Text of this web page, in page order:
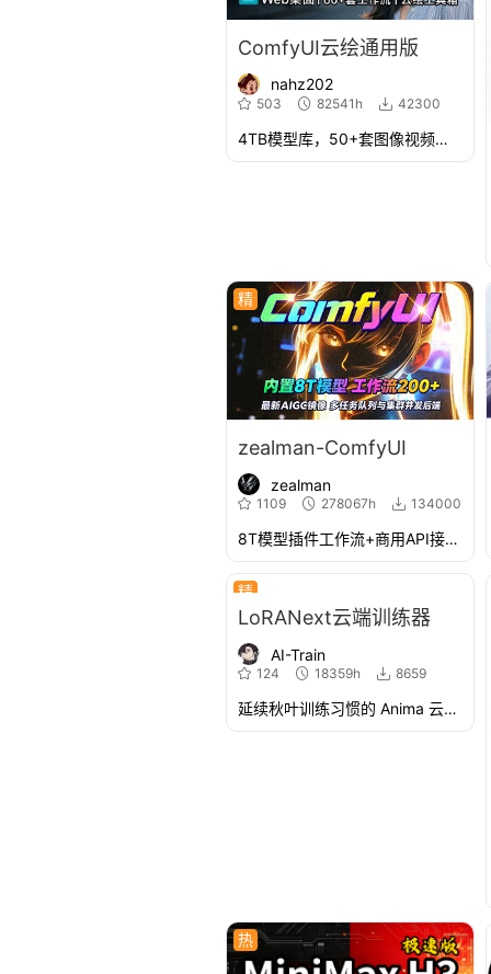
ComfyUI云绘通用版
nahz202
503 82541h 42300
4TB模型库，50+套图像视频生成工作流
精
zealman-ComfyUI
zealman
1109 278067h 134000
8T模型插件工作流+商用API接口并发
精
LoRANext云端训练器
AI-Train
124 18359h 8659
延续秋叶训练习惯的 Anima 云端 LoRA 训练器。新增 Fast 模式约 2 倍加速，支持标准 LoRA、全量微调、Flux 与 SDXL。
热